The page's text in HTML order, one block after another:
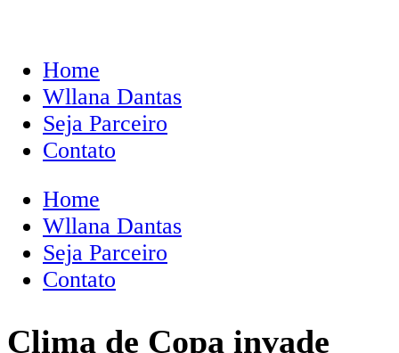
Home
Wllana Dantas
Seja Parceiro
Contato
Home
Wllana Dantas
Seja Parceiro
Contato
Clima de Copa invade